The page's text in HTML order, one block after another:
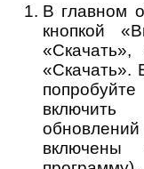
В главном
кнопкой
«Скачать».
включить
включены